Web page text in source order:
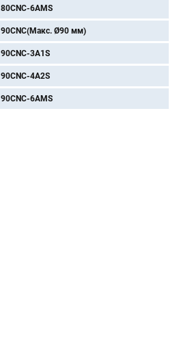
80CNC-6AMS
90CNC(Макс. Ø90 мм)
90CNC-3A1S
90CNC-4A2S
90CNC-6AMS